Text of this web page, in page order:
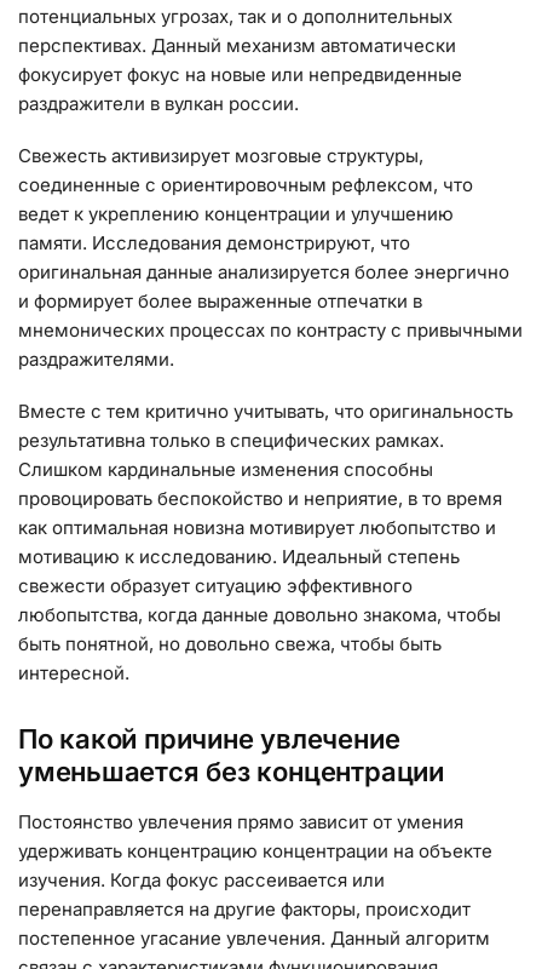
потенциальных угрозах, так и о дополнительных
перспективах. Данный механизм автоматически
фокусирует фокус на новые или непредвиденные
раздражители в вулкан россии.
Свежесть активизирует мозговые структуры,
соединенные с ориентировочным рефлексом, что
ведет к укреплению концентрации и улучшению
памяти. Исследования демонстрируют, что
оригинальная данные анализируется более энергично
и формирует более выраженные отпечатки в
мнемонических процессах по контрасту с привычными
раздражителями.
Вместе с тем критично учитывать, что оригинальность
результативна только в специфических рамках.
Слишком кардинальные изменения способны
провоцировать беспокойство и неприятие, в то время
как оптимальная новизна мотивирует любопытство и
мотивацию к исследованию. Идеальный степень
свежести образует ситуацию эффективного
любопытства, когда данные довольно знакома, чтобы
быть понятной, но довольно свежа, чтобы быть
интересной.
По какой причине увлечение
уменьшается без концентрации
Постоянство увлечения прямо зависит от умения
удерживать концентрацию концентрации на объекте
изучения. Когда фокус рассеивается или
перенаправляется на другие факторы, происходит
постепенное угасание увлечения. Данный алгоритм